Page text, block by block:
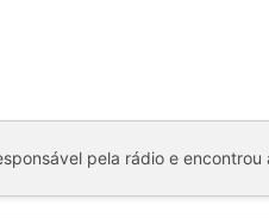
pela rádio e